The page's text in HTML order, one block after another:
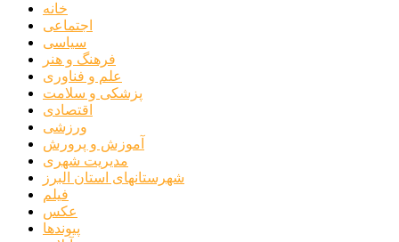
خانه
اجتماعی
سیاسی
فرهنگ و هنر
علم و فناوری
پزشکی و سلامت
اقتصادی
ورزشی
آموزش و پرورش
مدیریت شهری
شهرستانهای استان البرز
فیلم
عکس
پیوندها